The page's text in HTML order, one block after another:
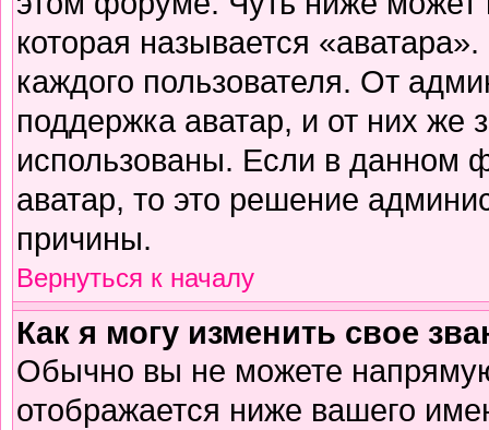
которая называется
каждого пользователя. От
поддержка аватар, и от них же
использованы. Если в данном
аватар, то это решение
причины.
Вернуться к началу
Как я могу изменить свое
Обычно вы не можете
отображается ниже вашего